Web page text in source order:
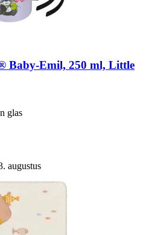
Baby-​Emil, 250 ml, Little
glas
augustus